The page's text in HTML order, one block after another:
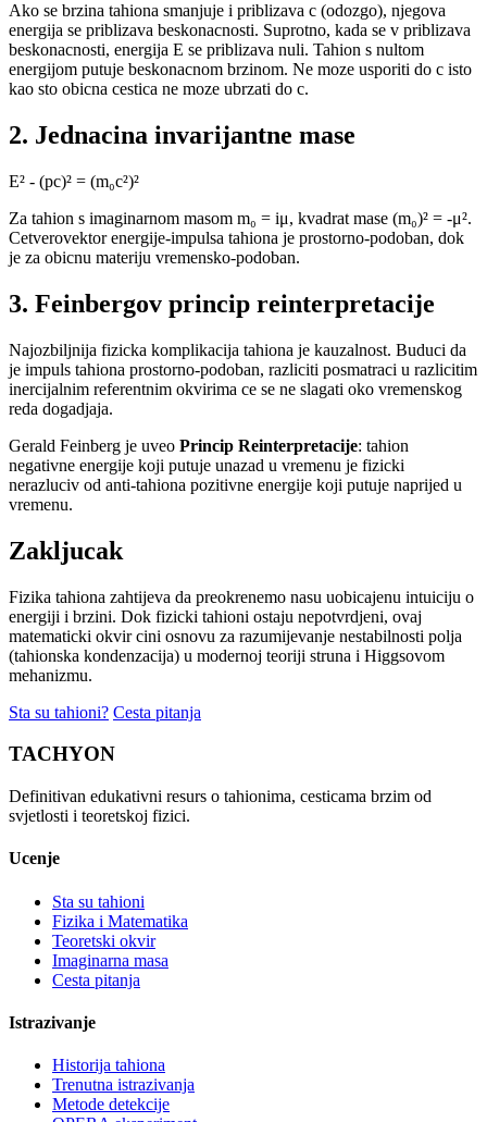
Ako se brzina tahiona smanjuje i priblizava c (odozgo), njegova
energija se priblizava beskonacnosti. Suprotno, kada se v priblizava
beskonacnosti, energija E se priblizava nuli. Tahion s nultom
energijom putuje beskonacnom brzinom. Ne moze usporiti do c isto
kao sto obicna cestica ne moze ubrzati do c.
2. Jednacina invarijantne mase
E² - (pc)² = (m₀c²)²
Za tahion s imaginarnom masom m₀ = iμ, kvadrat mase (m₀)² = -μ².
Cetverovektor energije-impulsa tahiona je prostorno-podoban, dok
je za obicnu materiju vremensko-podoban.
3. Feinbergov princip reinterpretacije
Najozbiljnija fizicka komplikacija tahiona je kauzalnost. Buduci da
je impuls tahiona prostorno-podoban, razliciti posmatraci u razlicitim
inercijalnim referentnim okvirima ce se ne slagati oko vremenskog
reda dogadjaja.
Gerald Feinberg je uveo Princip Reinterpretacije: tahion
negativne energije koji putuje unazad u vremenu je fizicki
nerazluciv od anti-tahiona pozitivne energije koji putuje naprijed u
vremenu.
Zakljucak
Fizika tahiona zahtijeva da preokrenemo nasu uobicajenu intuiciju o
energiji i brzini. Dok fizicki tahioni ostaju nepotvrdjeni, ovaj
matematicki okvir cini osnovu za razumijevanje nestabilnosti polja
(tahionska kondenzacija) u modernoj teoriji struna i Higgsovom
mehanizmu.
Sta su tahioni? Cesta pitanja
TACHYON
Definitivan edukativni resurs o tahionima, cesticama brzim od
svjetlosti i teoretskoj fizici.
Ucenje
Sta su tahioni
Fizika i Matematika
Teoretski okvir
Imaginarna masa
Cesta pitanja
Istrazivanje
Historija tahiona
Trenutna istrazivanja
Metode detekcije